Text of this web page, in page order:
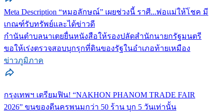
Meta Description “หมอลักษณ์” เผยช่วงนี้ ราศี...พ่อแม่ให้โชค มี
เกณฑ์รับทรัพย์และได้ข่าวดี
กำนันตำบลนาเตยยื่นหนังสือให้รองปลัดสำนักนายกรัฐมนตรี
ขอให้เร่งตรวจสอบบุกรุกที่ดินของรัฐในอำเภอท้ายเหมือง
ข่าวภูมิภาค
กรุงเทพฯ เตรียมฟิน! “NAKHON PHANOM TRADE FAIR
2026” ขนของดีนครพนมกว่า 50 ร้าน บุก 5 วันเท่านั้น